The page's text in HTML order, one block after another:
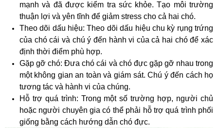
mạnh và đã được kiểm tra sức khỏe. Tạo môi trường
thuận lợi và yên tĩnh để giảm stress cho cả hai chó.
Theo dõi dấu hiệu: Theo dõi dấu hiệu chu kỳ rụng trứng
của chó cái và chú ý đến hành vi của cả hai chó để xác
định thời điểm phù hợp.
Gặp gỡ chó: Đưa chó cái và chó đực gặp gỡ nhau trong
một không gian an toàn và giám sát. Chú ý đến cách họ
tương tác và hành vi của chúng.
Hỗ trợ quá trình: Trong một số trường hợp, người chủ
hoặc người chuyên gia có thể phải hỗ trợ quá trình phối
giống bằng cách hướng dẫn chó đực.